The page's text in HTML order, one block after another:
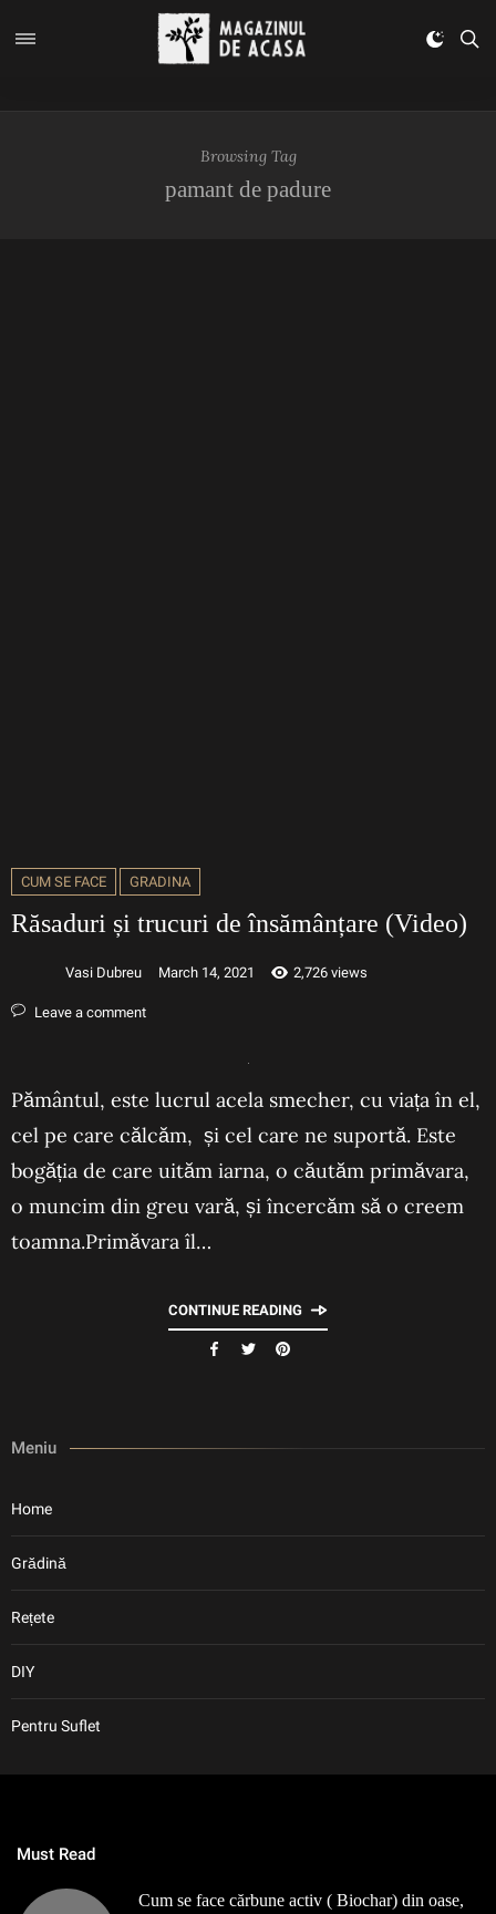
Browsing Tag
pamant de padure
CUM SE FACE GRADINA
Răsaduri și trucuri de însămânțare (Video)
Vasi Dubreu March 14, 2021 2,726 views
Leave a comment
Pământul, este lucrul acela smecher, cu viața în el,
cel pe care călcăm, și cel care ne suportă. Este
bogăția de care uităm iarna, o căutăm primăvara,
o muncim din greu vară, și încercăm să o creem
toamna.Primăvara îl…
CONTINUE READING
Meniu
Home
Grădină
Rețete
DIY
Pentru Suflet
Must Read
Cum se face cărbune activ ( Biochar) din oase,